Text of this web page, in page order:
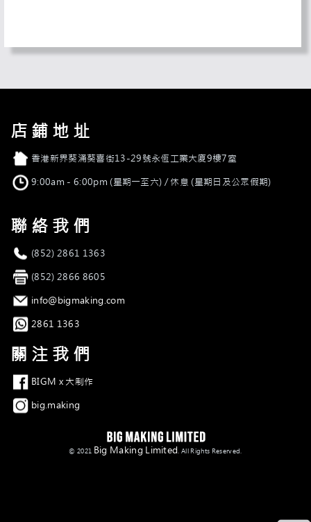
店鋪地址
店舖地址香港新界葵涌葵喜街13-29號永恆工業大廈9樓7室
營業時間9:00am - 6:00pm (星期一至六) / 休息 (星期日及公眾假期)
聯絡我們
電話 (852) 2861 1363
傳真 (852) 2866 8605
電郵 info@bigmaking.com
Whatsapp
2861 1363
關注我們
Facebook
BIGM x 大制作
Instagram
big.making
© 2021 Big Making Limited. All Rights Reserved.